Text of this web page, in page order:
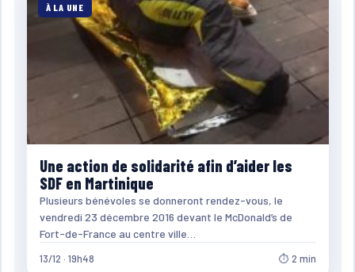
À LA UNE
Une action de solidarité afin d’aider les
SDF en Martinique
Plusieurs bénévoles se donneront rendez-vous, le
vendredi 23 décembre 2016 devant le McDonald’s de
Fort-de-France au centre ville…
13/12 · 19h48 ⏱ 2 min